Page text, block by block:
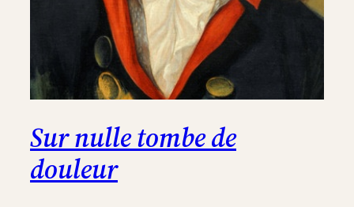
Sur nulle tombe de
douleur